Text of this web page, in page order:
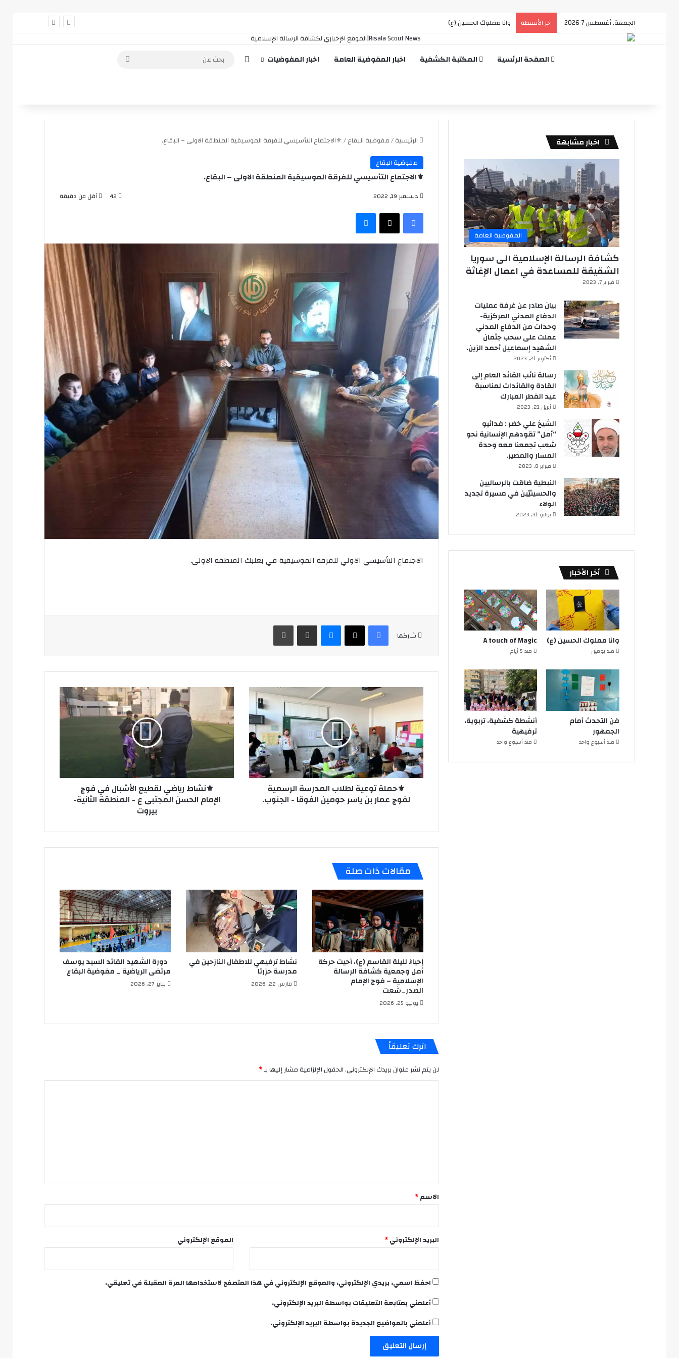
الجمعة, أغسطس 7 2026 اخر الأنشطة وانا مملوك الحسين (ع)
الصفحة الرئسية المكتبة الكشفية اخبار المفوضية العامة اخبار المفوضيات إضافة عمود جانبي
عن
الرئيسية/مفوضية البقاع/ ⚜️الاجتماع التأسيسي للفرقة الموسيقية المنطقة الاولى – البقاع.
مفوضية البقاع
⚜️الاجتماع التأسيسي للفرقة الموسيقية المنطقة الاولى – البقاع.
ديسمبر 19, 2022 42 أقل من دقيقة
فيسبوك
‫X ماسنجر
الاجتماع التأسيسي الاولي للفرقة الموسيقية في بعلبك المنطقة الاولى.
شاركها
فيسبوك
‫X ماسنجر مشاركة عبر البريد طباعة
توعية
لطلاب
المدرسة
الرسمية
لفوج
عمار
بن
ياسر
الفوقا
⚜️حملة توعية لطلاب المدرسة الرسمية
لفوج عمار بن ياسر حومين الفوقا - الجنوب.
⚜️نشاط
رياضي
لقطيع
الأشبال
في
فوج
الحسن
المجتبى
المنطقة
بيروت
⚜️نشاط رياضي لقطيع الأشبال في فوج
الإمام الحسن المجتبى ع - المنطقة الثانية-
بيروت
مقالات ذات صلة
إحياءً لليلة القاسم (ع)، أحيت حركة
أمل وجمعية كشافة الرسالة
الإسلامية – فوج الإمام
الصدر_شعت
يونيو 25, 2026
نشاط ترفيهي للاطفال النازحين في
مدرسة حزرتا
مارس 22, 2026
دورة الشهيد القائد السيد يوسف
مرتضى الرياضية _ مفوضية البقاع
يناير 27, 2026
اترك تعليقاً
لن يتم نشر عنوان بريدك الإلكتروني.الحقول الإلزامية مشار إليها بـ*
*
الاسم*
البريد الإلكتروني* الموقع الإلكتروني
احفظ اسمي، بريدي الإلكتروني، والموقع الإلكتروني في هذا المتصفح لاستخدامها المرة المقبلة في تعليقي.
أعلمني بمتابعة التعليقات بواسطة البريد الإلكتروني.
أعلمني بالمواضيع الجديدة بواسطة البريد الإلكتروني.
اخبار مشابهة
المفوضية العامة
كشافة الرسالة الإسلامية الى سوريا
الشقيقة للمساعدة في اعمال الإغاثة
فبراير 7, 2023
بيان صادر عن غرفة عمليات
الدفاع المدني المركزية-
وحدات من الدفاع المدني
عملت على سحب جثمان
الشهيد إسماعيل أحمد الزين.
أكتوبر 21, 2023
رسالة نائب القائد العام إلى
القادة والقائدات لمناسبة
عيد الفطر المبارك
أبريل 21, 2023
الشيخ علي خضر : فدائيو
“أمل” تقودهم الإنسانية نحو
شعب تجمعنا معه وحدة
المسار والمصير.
فبراير 8, 2023
النبطية ضاقت بالرساليين
والحسينيّين في مسيرة تجديد
الولاء
يوليو 31, 2023
أخر الأخبار
وانا مملوك الحسين (ع)
منذ يومين
A touch of Magic
منذ 5 أيام
فن التحدث أمام
الجمهور
منذ أسبوع واحد
أنشطة كشفية، تربوية،
ترفيهية
منذ أسبوع واحد